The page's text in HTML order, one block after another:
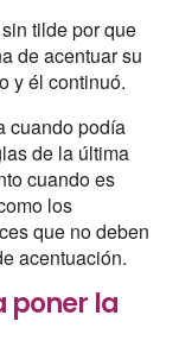
tilde por que
de acentuar su
y él continuó.
cuando podía
de la última
cuando es
los
que no deben
acentuación.
poner la